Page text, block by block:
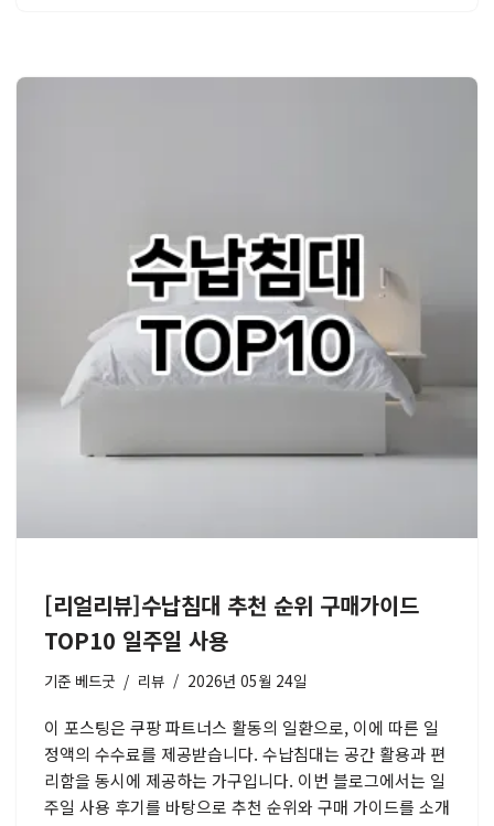
[리얼리뷰]수납침대 추천 순위 구매가이드
TOP10 일주일 사용
기준 베드굿 리뷰 2026년 05월 24일
이 포스팅은 쿠팡 파트너스 활동의 일환으로, 이에 따른 일
정액의 수수료를 제공받습니다. 수납침대는 공간 활용과 편
리함을 동시에 제공하는 가구입니다. 이번 블로그에서는 일
주일 사용 후기를 바탕으로 추천 순위와 구매 가이드를 소개